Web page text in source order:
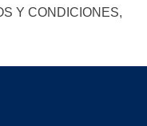
Y CONDICIONES,